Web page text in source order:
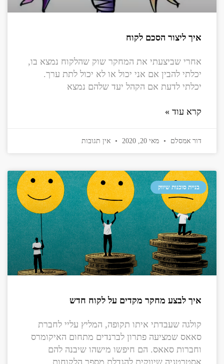
איך ליצור הסכם לקוח
אחרי שביצעתי את המחקר שוק שהלקוח נמצא בו,
יכלתי להבין אם אני יכול או לא יכול לתת ערך.
יכלתי לדעת אם הקהל יעד שלהם נמצא
קרא עוד »
דור אמסלם מאי 20, 2020 אין תגובות
בניית סוכנות שיווק
איך לבצע מחקר מקדים על לקוח חדש
קולגה שעבדתי איתו תקופה, המליץ עליי לחברת
סאאס שמציעה פתרון לברנדים מתחום האיקומרס
וחברות סאאס. הם חיפשו מישהו שיבנה להם
אסטרטגיה שיווקית להגדלת מספר הלקוחות